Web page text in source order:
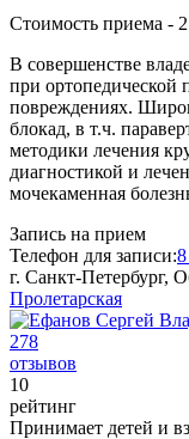
Стоимость приема -
В совершенстве
при ортопедической
повреждениях.
блокад, в т.ч.
методики лечения
диагностикой и
мочекаменная
Запись на прием
Телефон для записи:
г. Санкт-Петербург,
Пролетарская
278
отзывов
10
рейтинг
Принимает детей и